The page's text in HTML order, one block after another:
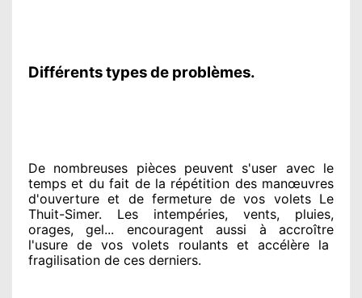
Différents types de problèmes.
De nombreuses pièces peuvent s'user avec le
temps et du fait de la répétition des manœuvres
d'ouverture et de fermeture de vos volets Le
Thuit-Simer. Les intempéries, vents, pluies,
orages, gel... encouragent aussi à accroître
l'usure de vos volets roulants et accélère la
fragilisation de ces derniers.